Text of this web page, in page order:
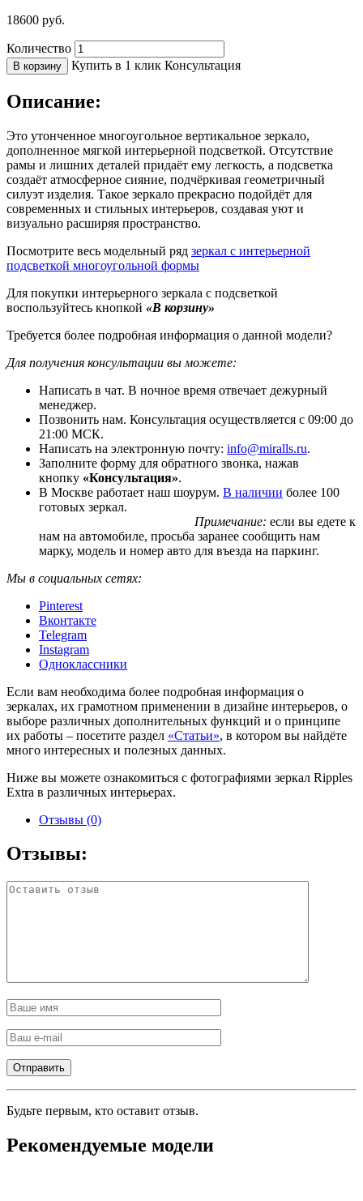
18600 руб.
Количество
В корзину Купить в 1 клик Консультация
Описание:
Это утонченное многоугольное вертикальное зеркало,
дополненное мягкой интерьерной подсветкой. Отсутствие
рамы и лишних деталей придаёт ему легкость, а подсветка
создаёт атмосферное сияние, подчёркивая геометричный
силуэт изделия. Такое зеркало прекрасно подойдёт для
современных и стильных интерьеров, создавая уют и
визуально расширяя пространство.
Посмотрите весь модельный ряд зеркал с интерьерной
подсветкой многоугольной формы
Для покупки интерьерного зеркала с подсветкой
воспользуйтесь кнопкой «В корзину»
Требуется более подробная информация о данной модели?
Для получения консультации вы можете:
Написать в чат. В ночное время отвечает дежурный
менеджер.
Позвонить нам. Консультация осуществляется с 09:00 до
21:00 МСК.
Написать на электронную почту: info@miralls.ru.
Заполните форму для обратного звонка, нажав
кнопку «Консультация».
В Москве работает наш шоурум. В наличии более 100
готовых зеркал.
Примечание: если вы едете к
нам на автомобиле, просьба заранее сообщить нам
марку, модель и номер авто для въезда на паркинг.
Мы в социальных сетях:
Pinterest
Вконтакте
Telegram
Instagram
Одноклассники
Если вам необходима более подробная информация о
зеркалах, их грамотном применении в дизайне интерьеров, о
выборе различных дополнительных функций и о принципе
их работы – посетите раздел «Статьи», в котором вы найдёте
много интересных и полезных данных.
Ниже вы можете ознакомиться с фотографиями зеркал Ripples
Extra в различных интерьерах.
Отзывы (0)
Отзывы:
Будьте первым, кто оставит отзыв.
Рекомендуемые модели